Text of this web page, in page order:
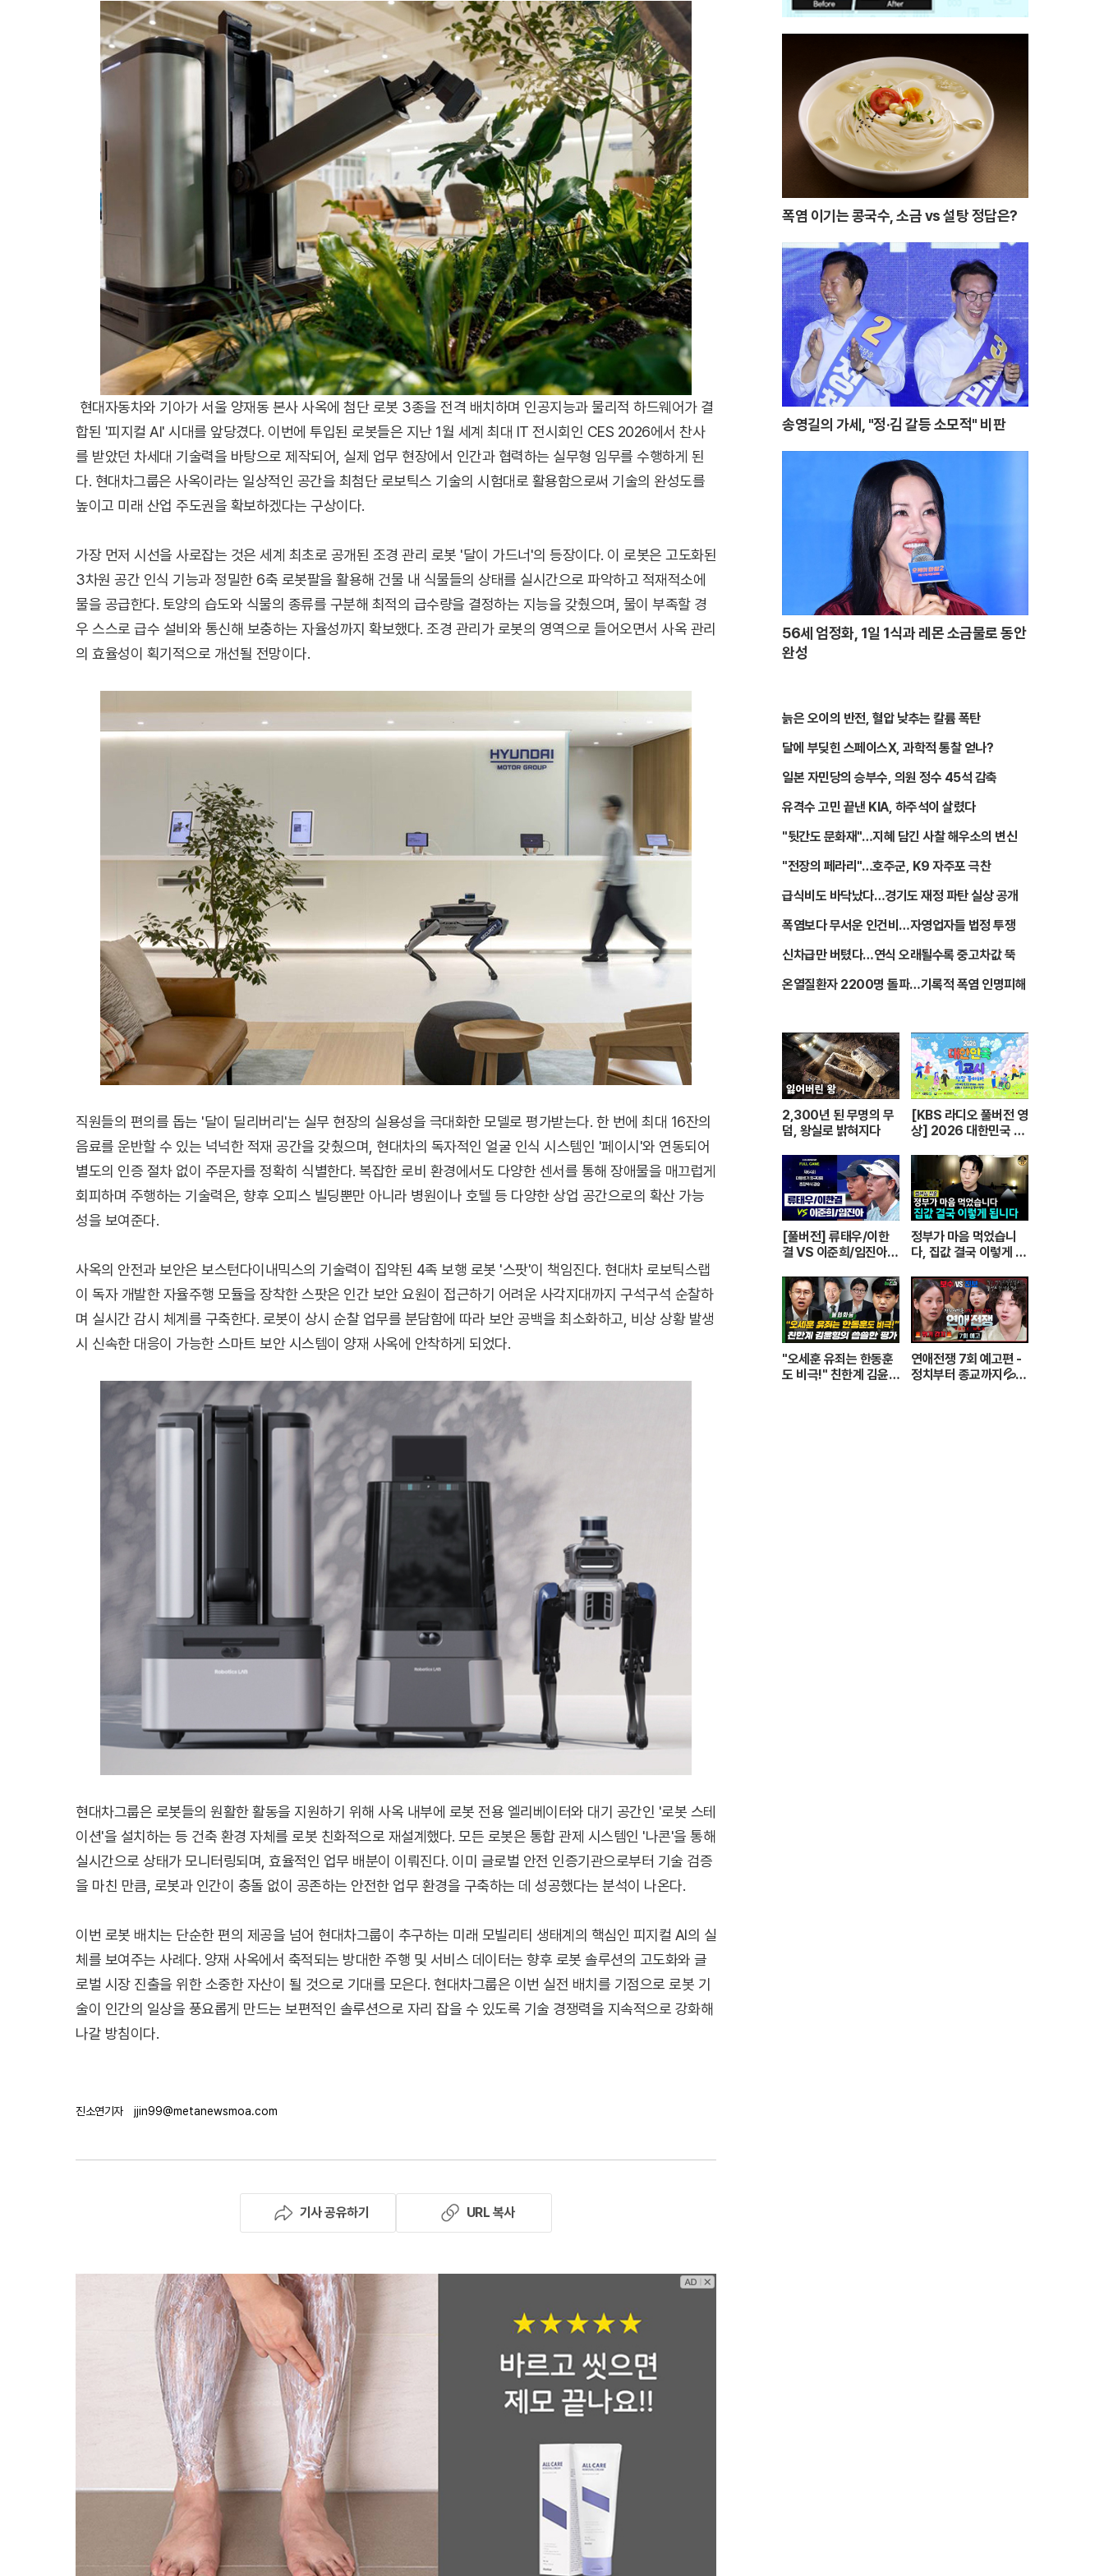
현대자동차와 기아가 서울 양재동 본사 사옥에 첨단 로봇 3종을 전격 배치하며 인공지능과 물리적 하드웨어가 결
합된 '피지컬 AI' 시대를 앞당겼다. 이번에 투입된 로봇들은 지난 1월 세계 최대 IT 전시회인 CES 2026에서 찬사
를 받았던 차세대 기술력을 바탕으로 제작되어, 실제 업무 현장에서 인간과 협력하는 실무형 임무를 수행하게 된
다. 현대차그룹은 사옥이라는 일상적인 공간을 최첨단 로보틱스 기술의 시험대로 활용함으로써 기술의 완성도를
높이고 미래 산업 주도권을 확보하겠다는 구상이다.
가장 먼저 시선을 사로잡는 것은 세계 최초로 공개된 조경 관리 로봇 '달이 가드너'의 등장이다. 이 로봇은 고도화된
3차원 공간 인식 기능과 정밀한 6축 로봇팔을 활용해 건물 내 식물들의 상태를 실시간으로 파악하고 적재적소에
물을 공급한다. 토양의 습도와 식물의 종류를 구분해 최적의 급수량을 결정하는 지능을 갖췄으며, 물이 부족할 경
우 스스로 급수 설비와 통신해 보충하는 자율성까지 확보했다. 조경 관리가 로봇의 영역으로 들어오면서 사옥 관리
의 효율성이 획기적으로 개선될 전망이다.
직원들의 편의를 돕는 '달이 딜리버리'는 실무 현장의 실용성을 극대화한 모델로 평가받는다. 한 번에 최대 16잔의
음료를 운반할 수 있는 넉넉한 적재 공간을 갖췄으며, 현대차의 독자적인 얼굴 인식 시스템인 '페이시'와 연동되어
별도의 인증 절차 없이 주문자를 정확히 식별한다. 복잡한 로비 환경에서도 다양한 센서를 통해 장애물을 매끄럽게
회피하며 주행하는 기술력은, 향후 오피스 빌딩뿐만 아니라 병원이나 호텔 등 다양한 상업 공간으로의 확산 가능
성을 보여준다.
사옥의 안전과 보안은 보스턴다이내믹스의 기술력이 집약된 4족 보행 로봇 '스팟'이 책임진다. 현대차 로보틱스랩
이 독자 개발한 자율주행 모듈을 장착한 스팟은 인간 보안 요원이 접근하기 어려운 사각지대까지 구석구석 순찰하
며 실시간 감시 체계를 구축한다. 로봇이 상시 순찰 업무를 분담함에 따라 보안 공백을 최소화하고, 비상 상황 발생
시 신속한 대응이 가능한 스마트 보안 시스템이 양재 사옥에 안착하게 되었다.
현대차그룹은 로봇들의 원활한 활동을 지원하기 위해 사옥 내부에 로봇 전용 엘리베이터와 대기 공간인 '로봇 스테
이션'을 설치하는 등 건축 환경 자체를 로봇 친화적으로 재설계했다. 모든 로봇은 통합 관제 시스템인 '나콘'을 통해
실시간으로 상태가 모니터링되며, 효율적인 업무 배분이 이뤄진다. 이미 글로벌 안전 인증기관으로부터 기술 검증
을 마친 만큼, 로봇과 인간이 충돌 없이 공존하는 안전한 업무 환경을 구축하는 데 성공했다는 분석이 나온다.
이번 로봇 배치는 단순한 편의 제공을 넘어 현대차그룹이 추구하는 미래 모빌리티 생태계의 핵심인 피지컬 AI의 실
체를 보여주는 사례다. 양재 사옥에서 축적되는 방대한 주행 및 서비스 데이터는 향후 로봇 솔루션의 고도화와 글
로벌 시장 진출을 위한 소중한 자산이 될 것으로 기대를 모은다. 현대차그룹은 이번 실전 배치를 기점으로 로봇 기
술이 인간의 일상을 풍요롭게 만드는 보편적인 솔루션으로 자리 잡을 수 있도록 기술 경쟁력을 지속적으로 강화해
나갈 방침이다.
진소연기자 jjin99@metanewsmoa.com
기사 공유하기 URL 복사
폭염 이기는 콩국수, 소금 vs 설탕 정답은?
송영길의 가세, "정·김 갈등 소모적" 비판
56세 엄정화, 1일 1식과 레몬 소금물로 동안
완성
늙은 오이의 반전, 혈압 낮추는 칼륨 폭탄
달에 부딪힌 스페이스X, 과학적 통찰 얻나?
일본 자민당의 승부수, 의원 정수 45석 감축
유격수 고민 끝낸 KIA, 하주석이 살렸다
"뒷간도 문화재"…지혜 담긴 사찰 해우소의 변신
"전장의 페라리"…호주군, K9 자주포 극찬
급식비도 바닥났다…경기도 재정 파탄 실상 공개
폭염보다 무서운 인건비…자영업자들 법정 투쟁
신차급만 버텼다…연식 오래될수록 중고차값 뚝
온열질환자 2200명 돌파…기록적 폭염 인명피해
2,300년 된 무명의 무
덤, 왕실로 밝혀지다
[KBS 라디오 풀버전 영
상] 2026 대한민국 1
KBS 260420 방송
[풀버전] 류태우/이한
결 VS 이준희/임진아 |
정구대회 혼합복식 결승
(26.07.22 방송)
정부가 마음 먹었습니
다, 집값 결국 이렇게 됩
"오세훈 유죄는 한동훈
도 비극!" 친한계 김윤형
연애전쟁 7회 예고편 -
정치부터 종교까지💦